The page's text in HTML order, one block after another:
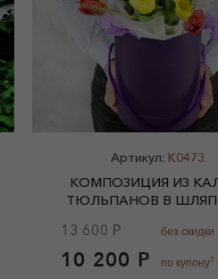
Артикул: K0473
КОМПОЗИЦИЯ ИЗ
ТЮЛЬПАНОВ В
13 600 Р без скидки
10 200 Р по купону1